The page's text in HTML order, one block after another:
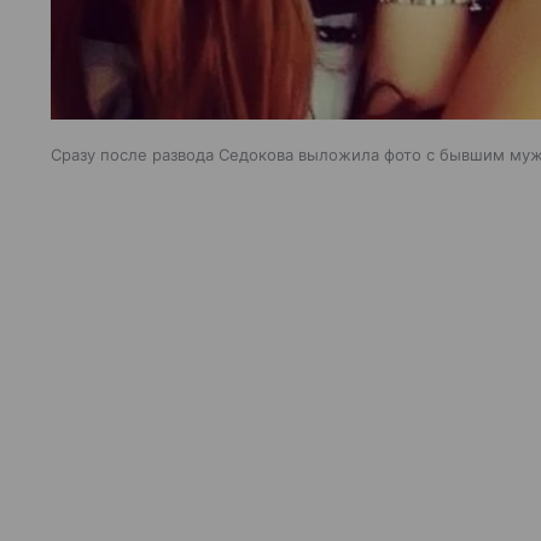
Сразу после развода Седокова выложила фото с бывшим